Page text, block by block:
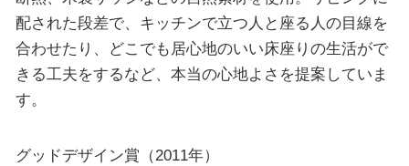
配された段差で、キッチンで立つ人と座る人の目線を
合わせたり、どこでも居心地のいい床座りの生活がで
きる工夫をするなど、本当の心地よさを提案していま
す。
グッドデザイン賞（2011年）